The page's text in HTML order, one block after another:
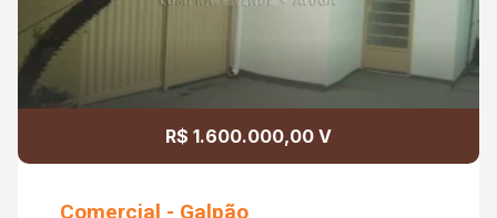
R$ 1.600.000,00 V
Comercial - Galpão